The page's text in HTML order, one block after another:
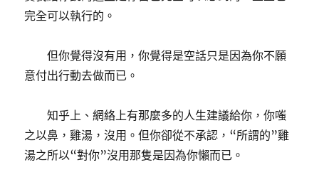
完全可以執行的。
但你覺得沒有用，你覺得是空話只是因為你不願
意付出行動去做而已。
知乎上、網絡上有那麼多的人生建議給你，你嗤
之以鼻，雞湯，沒用。但你卻從不承認，“所謂的”雞
湯之所以“對你”沒用那隻是因為你懶而已。